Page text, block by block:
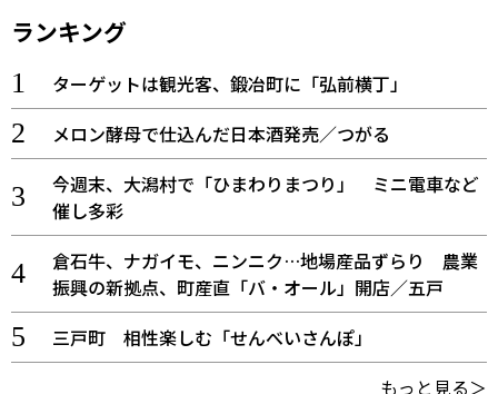
ランキング
ターゲットは観光客、鍛冶町に「弘前横丁」
メロン酵母で仕込んだ日本酒発売／つがる
今週末、大潟村で「ひまわりまつり」 ミニ電車など
催し多彩
倉石牛、ナガイモ、ニンニク…地場産品ずらり 農業
振興の新拠点、町産直「バ・オール」開店／五戸
三戸町 相性楽しむ「せんべいさんぽ」
もっと見る＞